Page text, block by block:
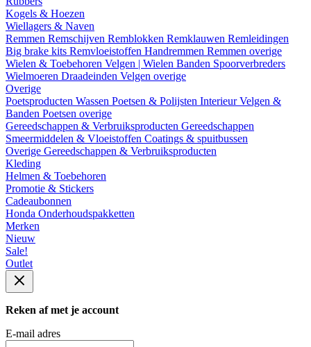
Kogels & Hoezen
Wiellagers & Naven
Remmen Remschijven Remblokken Remklauwen Remleidingen
Big brake kits Remvloeistoffen Handremmen Remmen overige
Wielen & Toebehoren Velgen | Wielen Banden Spoorverbreders
Wielmoeren Draadeinden Velgen overige
Overige
Poetsproducten Wassen Poetsen & Polijsten InterieurVelgen &
Banden Poetsen overige
Gereedschappen & Verbruiksproducten Gereedschappen
Smeermiddelen & Vloeistoffen Coatings & spuitbussen
Overige Gereedschappen & Verbruiksproducten
Kleding
Helmen & Toebehoren
Promotie & Stickers
Cadeaubonnen
Honda Onderhoudspakketten
Merken
Nieuw
Sale!
Outlet
Reken af met je account
E-mail adres